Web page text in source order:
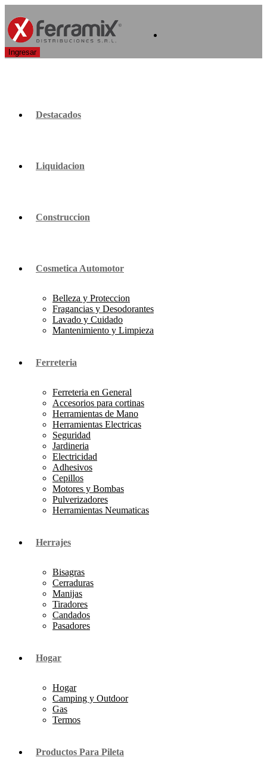
Destacados
Liquidacion
Construccion
Cosmetica Automotor
Belleza y Proteccion
Fragancias y Desodorantes
Lavado y Cuidado
Mantenimiento y Limpieza
Ferreteria
Ferreteria en General
Accesorios para cortinas
Herramientas de Mano
Herramientas Electricas
Seguridad
Jardineria
Electricidad
Adhesivos
Cepillos
Motores y Bombas
Pulverizadores
Herramientas Neumaticas
Herrajes
Bisagras
Cerraduras
Manijas
Tiradores
Candados
Pasadores
Hogar
Hogar
Camping y Outdoor
Gas
Termos
Productos Para Pileta